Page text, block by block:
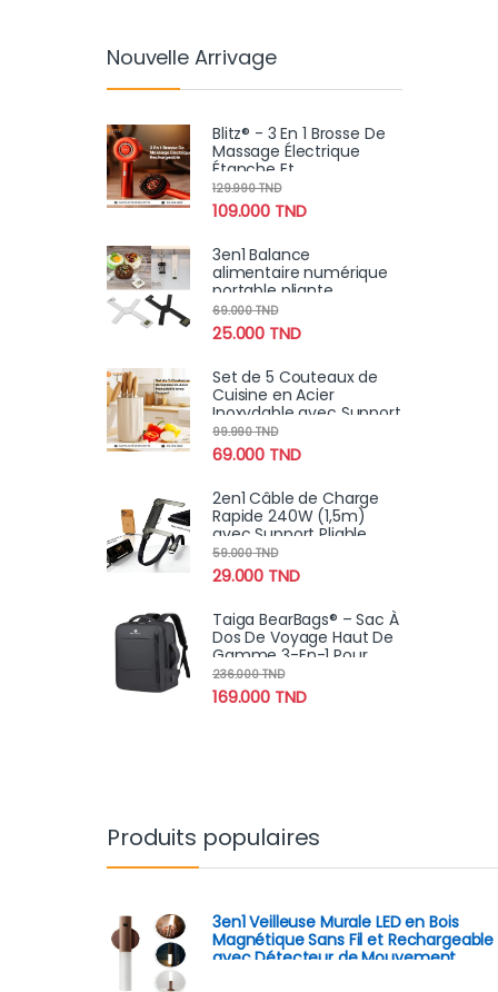
Nouvelle Arrivage
Blitz® - 3 En 1 Brosse De
Massage Électrique
Étanche Et
Rechargeable Pour
Relaxation Et Croissance
Des Cheveux
109.000 TND
129.990TND
3en1 Balance
alimentaire numérique
portable pliante
compacte, très précise
avec écran LCD 5Kg
25.000 TND
69.000TND
Set de 5 Couteaux de
Cuisine en Acier
Inoxydable avec Support
| Lames Anti-Rouille
Ultra-Tranchantes
69.000 TND
99.990TND
2en1 Câble de Charge
Rapide 240W (1,5m)
avec Support Pliable
Intégré – Cordon
Robuste pour
Smartphones et
29.000 TND
59.000TND
Taiga BearBags® – Sac À
Dos De Voyage Haut De
Gamme 3-En-1 Pour
Ordinateur Portable Pour
Hommes Et Femmes
169.000 TND
236.000TND
Produits populaires
3en1 Veilleuse Murale LED en Bois
Magnétique Sans Fil et Rechargeable
avec Détecteur de Mouvement